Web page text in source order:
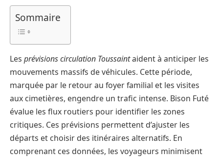
Sommaire
Les prévisions circulation Toussaintaident à anticiper les
mouvements massifs de véhicules. Cette période,
marquée par le retour au foyer familial et les visites
aux cimetières, engendre un trafic intense. Bison Futé
évalue les flux routiers pour identifier les zones
critiques. Ces prévisions permettent d’ajuster les
départs et choisir des itinéraires alternatifs. En
comprenant ces données, les voyageurs minimisent